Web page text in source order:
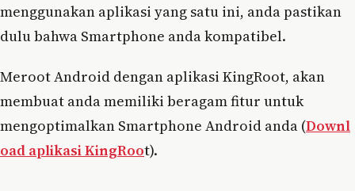
menggunakan aplikasi yang satu ini, anda pastikan
dulu bahwa Smartphone anda kompatibel.
Meroot Android dengan aplikasi KingRoot, akan
membuat anda memiliki beragam fitur untuk
mengoptimalkan Smartphone Android anda (Downl
oad aplikasi KingRoot).